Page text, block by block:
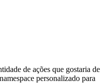
de ações que gostaria de
personalizado para